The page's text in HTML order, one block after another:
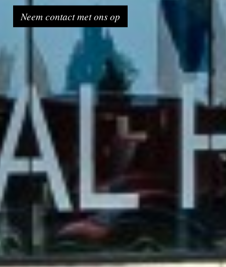
Neem contact met ons op